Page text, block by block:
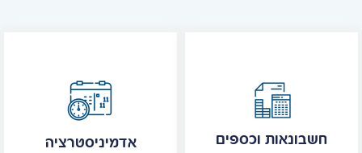
אדמיניסטרציה חשבונאות וכספים